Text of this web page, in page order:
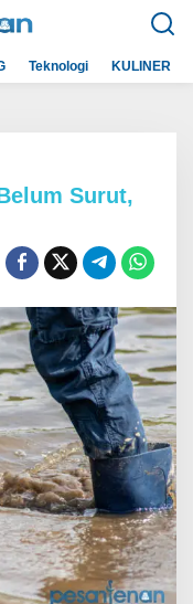
Teknologi KULINER
Surut,